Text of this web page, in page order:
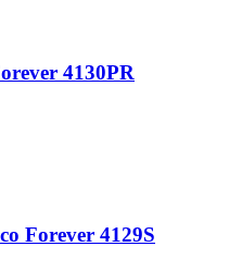
4130PR
Forever 4129S